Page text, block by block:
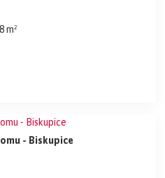
m²
- Biskupice